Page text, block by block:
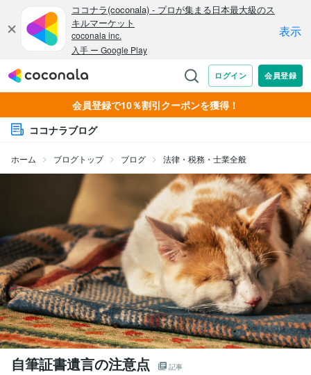
会員登録で10％割引クーポンを獲得！
ココナラブログ
ホーム ブログトップ ブログ 法律・税務・士業全般
自筆証書遺言の注意点 記事